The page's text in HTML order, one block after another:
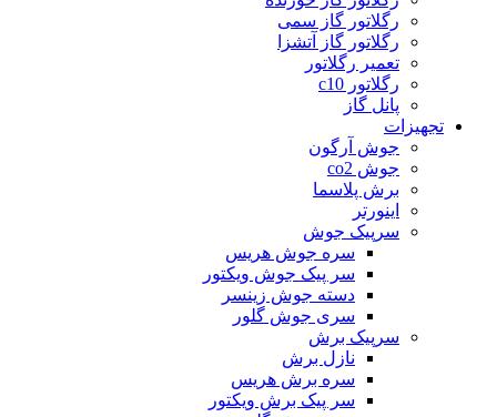
رگلاتور گاز سمی
رگلاتور گاز آتشزا
تعمیر رگلاتور
رگلاتور c10
پانل گاز
تجهیزات
جوش آرگون
جوش co2
برش پلاسما
اینورتر
سرپیک جوش
سره جوش هریس
سر پیک جوش ویکتور
دسته جوش زینسر
سری جوش گلور
سرپیک برش
نازل برش
سره برش هریس
سر پیک برش ویکتور